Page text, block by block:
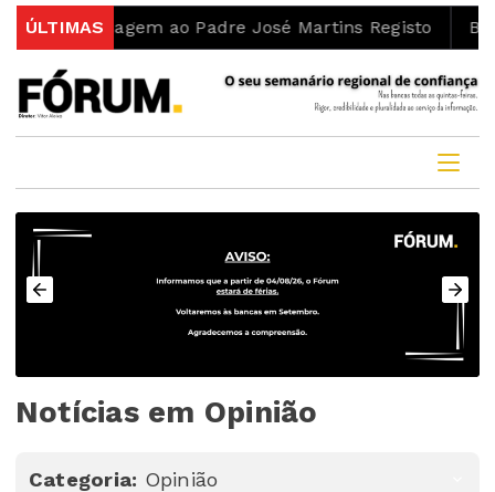
ÚLTIMAS ao Padre José Martins Registo Bilhete
Notícias em Opinião
Categoria: Opinião